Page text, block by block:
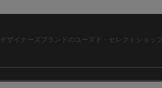
デザイナーズブランドのユーズド・セレクトショップ